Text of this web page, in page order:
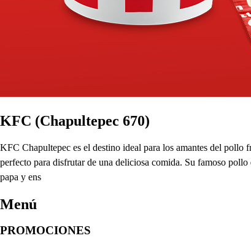
KFC (Chapultepec 670)
KFC Chapultepec es el destino ideal para los amantes del
perfecto para disfrutar de una deliciosa comida. Su famoso
papa y ens
Menú
PROMOCIONES